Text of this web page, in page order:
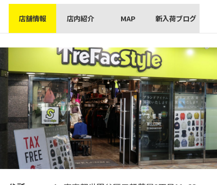
店舗情報 店内紹介 MAP 新入荷ブログ